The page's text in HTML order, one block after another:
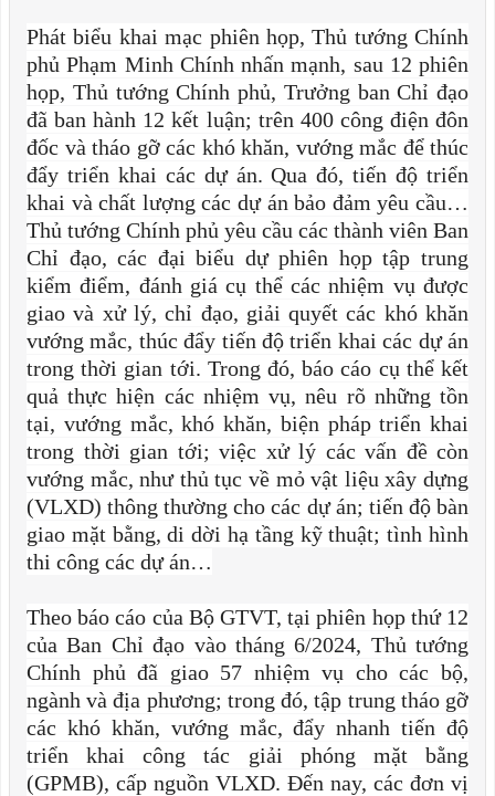
Phát biểu khai mạc phiên họp, Thủ tướng Chính
phủ Phạm Minh Chính nhấn mạnh, sau 12 phiên
họp, Thủ tướng Chính phủ, Trưởng ban Chỉ đạo
đã ban hành 12 kết luận; trên 400 công điện đôn
đốc và tháo gỡ các khó khăn, vướng mắc để thúc
đẩy triển khai các dự án. Qua đó, tiến độ triển
khai và chất lượng các dự án bảo đảm yêu cầu…
Thủ tướng Chính phủ yêu cầu các thành viên Ban
Chỉ đạo, các đại biểu dự phiên họp tập trung
kiểm điểm, đánh giá cụ thể các nhiệm vụ được
giao và xử lý, chỉ đạo, giải quyết các khó khăn
vướng mắc, thúc đẩy tiến độ triển khai các dự án
trong thời gian tới. Trong đó, báo cáo cụ thể kết
quả thực hiện các nhiệm vụ, nêu rõ những tồn
tại, vướng mắc, khó khăn, biện pháp triển khai
trong thời gian tới; việc xử lý các vấn đề còn
vướng mắc, như thủ tục về mỏ vật liệu xây dựng
(VLXD) thông thường cho các dự án; tiến độ bàn
giao mặt bằng, di dời hạ tầng kỹ thuật; tình hình
thi công các dự án…
Theo báo cáo của Bộ GTVT, tại phiên họp thứ 12
của Ban Chỉ đạo vào tháng 6/2024, Thủ tướng
Chính phủ đã giao 57 nhiệm vụ cho các bộ,
ngành và địa phương; trong đó, tập trung tháo gỡ
các khó khăn, vướng mắc, đẩy nhanh tiến độ
triển khai công tác giải phóng mặt bằng
(GPMB), cấp nguồn VLXD. Đến nay, các đơn vị